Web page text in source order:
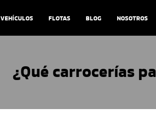
VEHÍCULOS FLOTAS BLOG NOSOTROS
¿Qué carrocerías